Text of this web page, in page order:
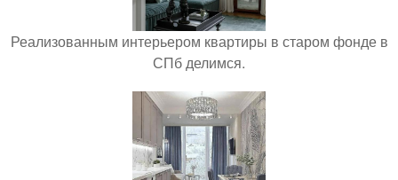
Реализованным интерьером квартиры в старом фонде в
СПб делимся.